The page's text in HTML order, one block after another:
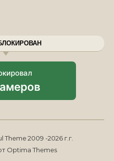
2009 -2026 г.г.
Optima Themes